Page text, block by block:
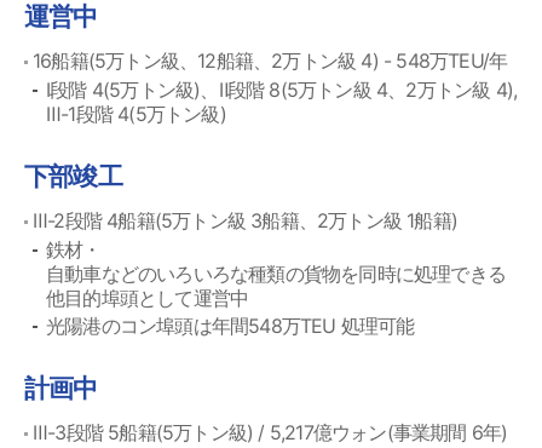
運営中
16船籍(5万トン級、12船籍、2万トン級 4) - 548万TEU/年
Ⅰ段階 4(5万トン級)、Ⅱ段階 8(5万トン級 4、2万トン級 4),
Ⅲ-1段階 4(5万トン級)
下部竣工
Ⅲ-2段階 4船籍(5万トン級 3船籍、2万トン級 1船籍)
鉄材・
自動車などのいろいろな種類の貨物を同時に処理できる
他目的埠頭として運営中
光陽港のコン埠頭は年間548万TEU 処理可能
計画中
Ⅲ-3段階 5船籍(5万トン級) / 5,217億ウォン(事業期間 6年)